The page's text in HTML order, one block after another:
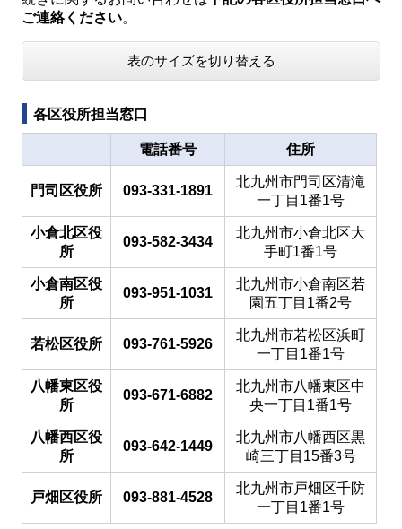
ご連絡ください。
表のサイズを切り替える
各区役所担当窓口
電話番号 住所
門司区役所 093-331-1891
北九州市門司区清滝
一丁目1番1号
小倉北区役
所
093-582-3434
北九州市小倉北区大
手町1番1号
小倉南区役
所
093-951-1031
北九州市小倉南区若
園五丁目1番2号
若松区役所 093-761-5926
北九州市若松区浜町
一丁目1番1号
八幡東区役
所
093-671-6882
北九州市八幡東区中
央一丁目1番1号
八幡西区役
所
093-642-1449
北九州市八幡西区黒
崎三丁目15番3号
戸畑区役所 093-881-4528
北九州市戸畑区千防
一丁目1番1号